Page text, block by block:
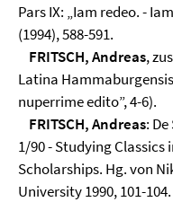
Pars IX: „Iam redeo. -
(1994), 588-591.
FRITSCH, Andreas,
Latina
nuperrime edito”, 4-6).
FRITSCH, Andreas:
1/90 - Studying Classics
Scholarships. Hg. von
University 1990, 101-